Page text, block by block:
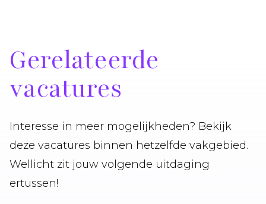
Gerelateerde
vacatures
Interesse in meer mogelijkheden? Bekijk
deze vacatures binnen hetzelfde vakgebied.
Wellicht zit jouw volgende uitdaging
ertussen!